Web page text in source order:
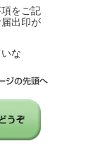
をご記
出印が
な